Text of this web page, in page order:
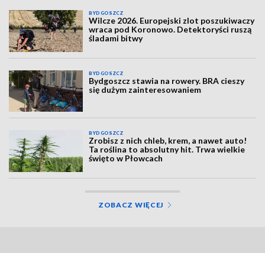
BYDGOSZCZ
Wilcze 2026. Europejski zlot poszukiwaczy
wraca pod Koronowo. Detektoryści ruszą
śladami bitwy
BYDGOSZCZ
Bydgoszcz stawia na rowery. BRA cieszy
się dużym zainteresowaniem
BYDGOSZCZ
Zrobisz z nich chleb, krem, a nawet auto!
Ta roślina to absolutny hit. Trwa wielkie
święto w Płowcach
ZOBACZ WIĘCEJ